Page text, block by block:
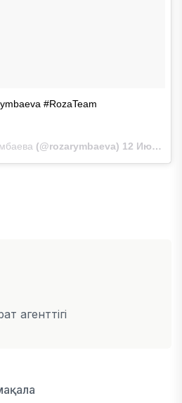
#RozaTeam
(@rozarymbaeva) 12 Июл 2018 в 3:16 PDT
агенттігі